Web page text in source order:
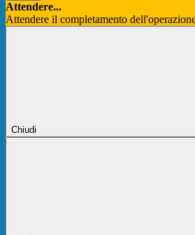
Attendere...
Attendere il completamento
Chiudi